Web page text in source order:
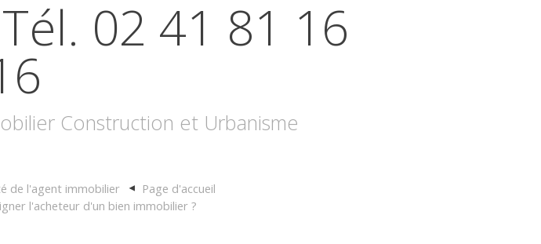
02 41 81 16
Construction et Urbanisme
de l'agent immobilier
Page d'accueil
l'acheteur d'un bien immobilier ?